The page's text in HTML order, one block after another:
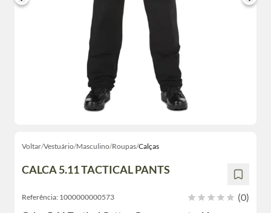
Voltar/Vestuário/Masculino/Roupas/Calças
CALCA 5.11 TACTICAL PANTS
Referência: 1000000000573
(0)